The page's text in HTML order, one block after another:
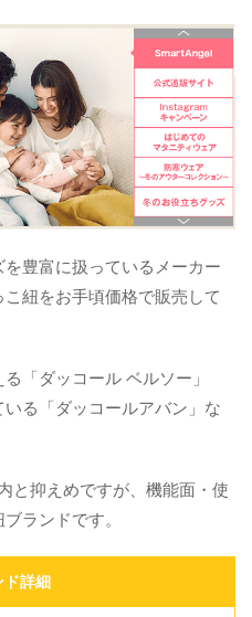
豊富に扱っているメーカー
紐をお手頃価格で販売して
「ダッコール ベルソー」
る「ダッコールアバン」な
と抑えめですが、機能面・使
ランドです。
ド詳細